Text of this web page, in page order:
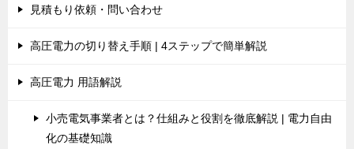
見積もり依頼・問い合わせ
高圧電力の切り替え手順 | 4ステップで簡単解説
高圧電力 用語解説
小売電気事業者とは？仕組みと役割を徹底解説 | 電力自由
化の基礎知識